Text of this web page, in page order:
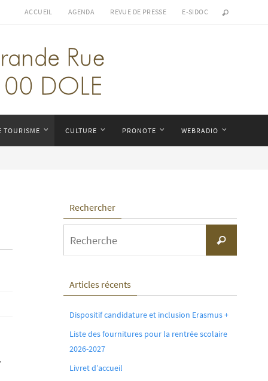
ACCUEIL AGENDA REVUE DE PRESSE E-SIDOC
TOURISME CULTURE PRONOTE WEBRADIO
Rechercher
Recherche
Articles récents
Dispositif candidature et inclusion Erasmus +
Liste des fournitures pour la rentrée scolaire
2026-2027
Livret d’accueil